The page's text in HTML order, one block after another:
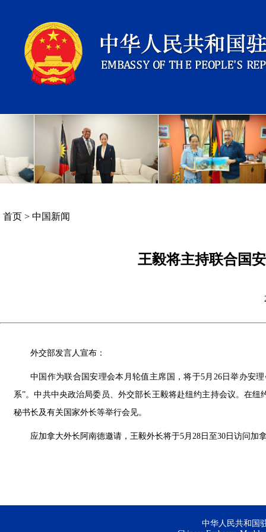
首页 > 中国新闻
王毅将主持联合国
外交部发言人宣布：
中国作为联合国安理会本月轮值主席国，将于5月26日举办安
系”。中共中央政治局委员、外交部长王毅将赴纽约主持会议。在
秘书长及有关国家外长等举行会见。
应加拿大外长阿南德邀请，王毅外长将于5月28日至30日访问加
中华人民共和国